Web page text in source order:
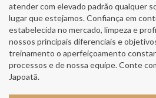
atender com elevado padrão qualquer
lugar que estejamos. Confiança em
estabelecida no mercado, limpeza e
nossos principais diferenciais e
treinamento o aperfeiçoamento
processos e de nossa equipe. Conte
Japoatã.